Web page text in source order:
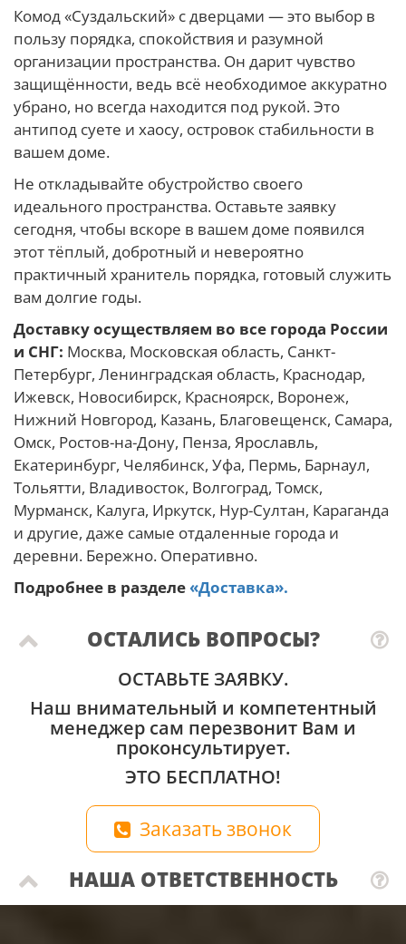
Комод «Суздальский» с дверцами — это выбор в
пользу порядка, спокойствия и разумной
организации пространства. Он дарит чувство
защищённости, ведь всё необходимое аккуратно
убрано, но всегда находится под рукой. Это
антипод суете и хаосу, островок стабильности в
вашем доме.
Не откладывайте обустройство своего
идеального пространства. Оставьте заявку
сегодня, чтобы вскоре в вашем доме появился
этот тёплый, добротный и невероятно
практичный хранитель порядка, готовый служить
вам долгие годы.
Доставку осуществляем во все города России
и СНГ: Москва, Московская область, Санкт-
Петербург, Ленинградская область, Краснодар,
Ижевск, Новосибирск, Красноярск, Воронеж,
Нижний Новгород, Казань, Благовещенск, Самара,
Омск, Ростов-на-Дону, Пенза, Ярославль,
Екатеринбург, Челябинск, Уфа, Пермь, Барнаул,
Тольятти, Владивосток, Волгоград, Томск,
Мурманск, Калуга, Иркутск, Нур-Султан, Караганда
и другие, даже самые отдаленные города и
деревни. Бережно. Оперативно.
Подробнее в разделе «Доставка».
ОСТАЛИСЬ ВОПРОСЫ?
ОСТАВЬТЕ ЗАЯВКУ.
Наш внимательный и компетентный
менеджер сам перезвонит Вам и
проконсультирует.
ЭТО БЕСПЛАТНО!
Заказать звонок
НАША ОТВЕТСТВЕННОСТЬ